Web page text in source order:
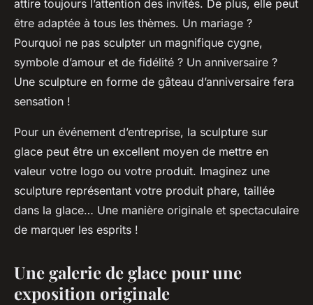
attire toujours l’attention des invités. De plus, elle peut
être adaptée à tous les thèmes. Un mariage ?
Pourquoi ne pas sculpter un magnifique cygne,
symbole d’amour et de fidélité ? Un anniversaire ?
Une sculpture en forme de gâteau d’anniversaire fera
sensation !
Pour un événement d’entreprise, la sculpture sur
glace peut être un excellent moyen de mettre en
valeur votre logo ou votre produit. Imaginez une
sculpture représentant votre produit phare, taillée
dans la glace… Une manière originale et spectaculaire
de marquer les esprits !
Une galerie de glace pour une
exposition originale